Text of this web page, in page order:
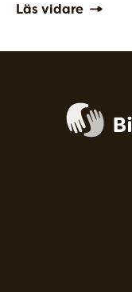
Läs vidare